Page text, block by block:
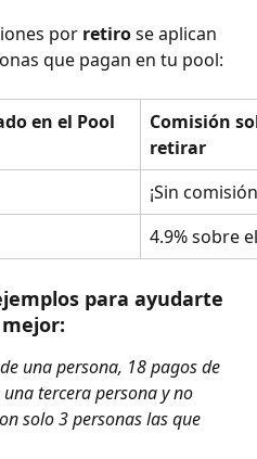
por retiro se aplican
que pagan en tu pool:
en el Pool
Comisión
retirar
¡Sin
4.9% sobre
para ayudarte
una persona, 18 pagos de
tercera persona y no
solo 3 personas las que